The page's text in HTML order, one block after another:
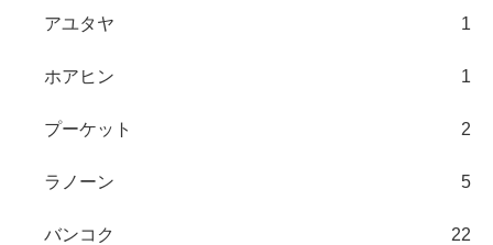
アユタヤ 1
ホアヒン 1
プーケット 2
ラノーン 5
バンコク 22